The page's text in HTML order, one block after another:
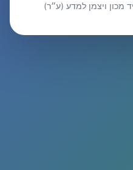
מכון ויצמן למדע (ע״ר)